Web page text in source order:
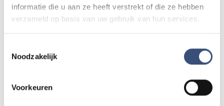
informatie die u aan ze heeft verstrekt of die ze hebben
verzameld op basis van uw gebruik van hun services.
Noodzakelijk
Voorkeuren
WO
AUG.
Hippie Beach Day markt bij Houten Kaap